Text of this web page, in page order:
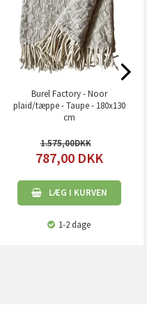
Burel Factory - Noor
plaid/tæppe - Taupe - 180x130
cm
1.575,00
787,00 DKK
LÆG I KURVEN
1-2 dage